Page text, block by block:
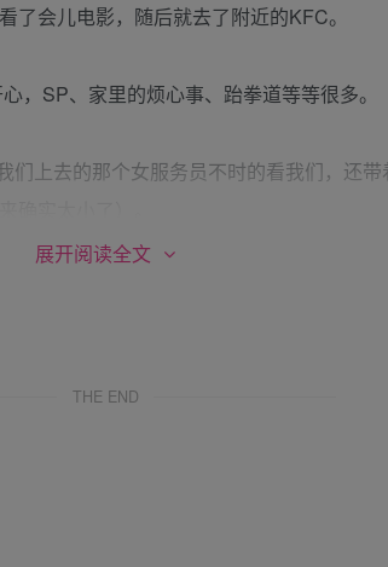
了会儿电影，随后就去了附近的KFC。
，SP、家里的烦心事、跆拳道等等很多。
们上去的那个女服务员不时的看我们，还
妹都很紧张，我们只有靠看电视和聊天来分
花了钱当然要好好享受房间咯。不过我站
么要这样问。
想找个效仿的例子，特别是我不知道怎么
展开阅读全文
THE END